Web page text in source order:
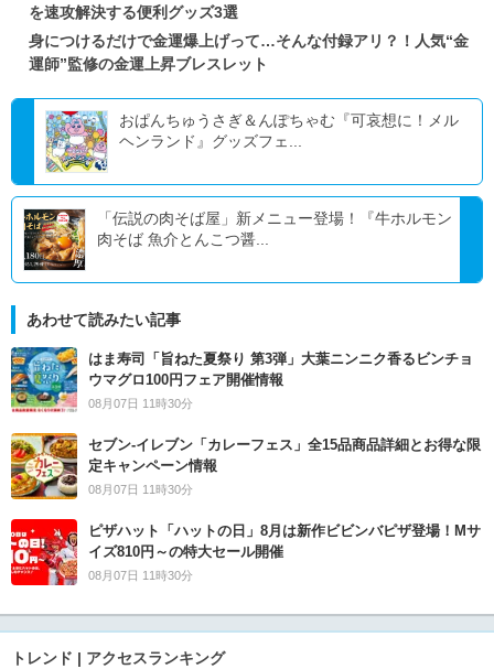
を速攻解決する便利グッズ3選
身につけるだけで金運爆上げって…そんな付録アリ？！人気“金
運師”監修の金運上昇ブレスレット
おぱんちゅうさぎ＆んぽちゃむ『可哀想に！メル
ヘンランド』グッズフェ...
「伝説の肉そば屋」新メニュー登場！『牛ホルモン
肉そば 魚介とんこつ醤...
あわせて読みたい記事
はま寿司「旨ねた夏祭り 第3弾」大葉ニンニク香るビンチョ
ウマグロ100円フェア開催情報
08月07日 11時30分
セブン‐イレブン「カレーフェス」全15品商品詳細とお得な限
定キャンペーン情報
08月07日 11時30分
ピザハット「ハットの日」8月は新作ビビンバピザ登場！Mサ
イズ810円～の特大セール開催
08月07日 11時30分
トレンド | アクセスランキング